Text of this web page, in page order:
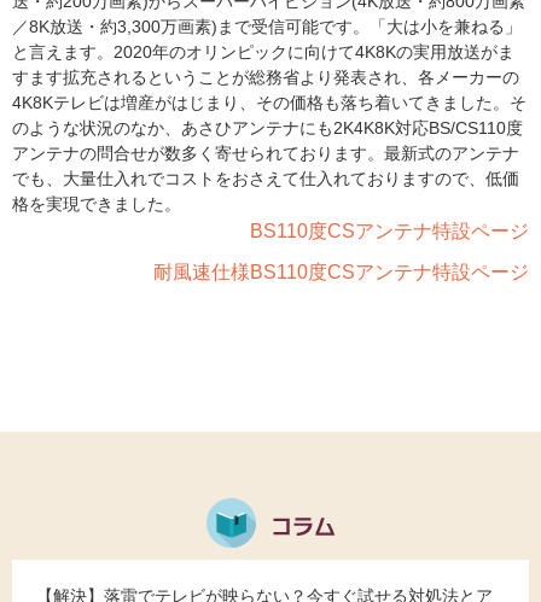
／8K放送・約3,300万画素)まで受信可能です。「大は小を兼ねる」
と言えます。2020年のオリンピックに向けて4K8Kの実用放送がま
すます拡充されるということが総務省より発表され、各メーカーの
4K8Kテレビは増産がはじまり、その価格も落ち着いてきました。そ
のような状況のなか、あさひアンテナにも2K4K8K対応BS/CS110度
アンテナの問合せが数多く寄せられております。最新式のアンテナ
でも、大量仕入れでコストをおさえて仕入れておりますので、低価
格を実現できました。
BS110度CSアンテナ特設ページ
耐風速仕様BS110度CSアンテナ特設ページ
【解決】落雷でテレビが映らない？今すぐ試せる対処法とア